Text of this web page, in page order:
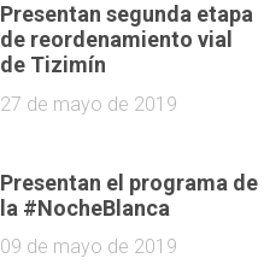
Presentan segunda etapa
de reordenamiento vial
de Tizimín
27 de mayo de 2019
Presentan el programa de
la #NocheBlanca
09 de mayo de 2019